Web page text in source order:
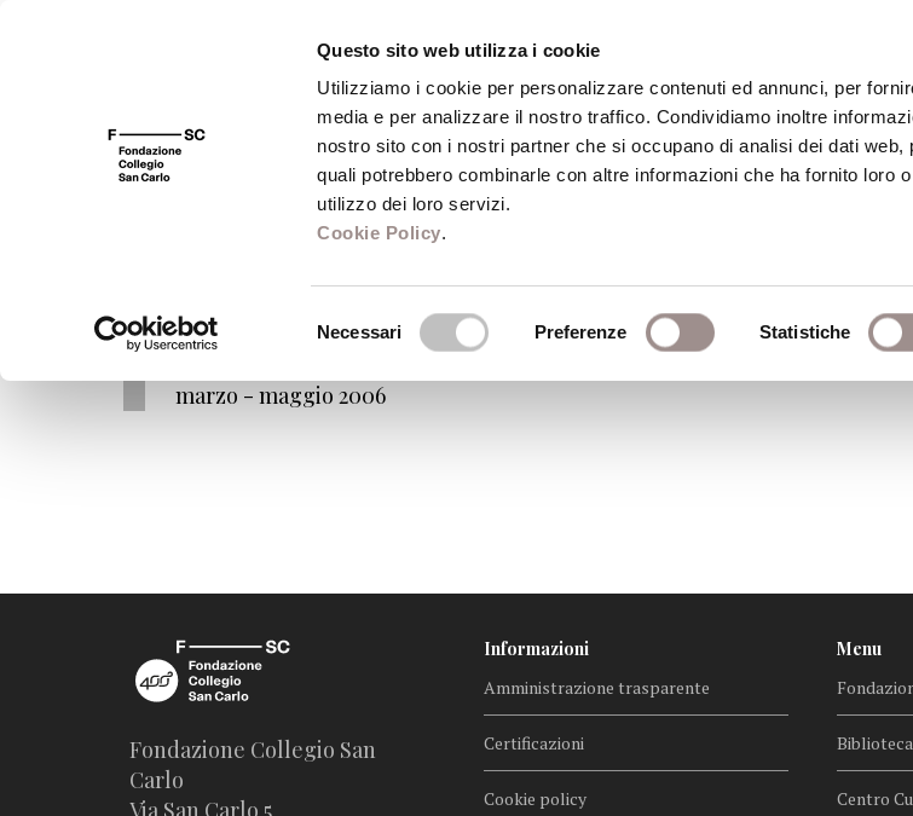
Questo sito web utilizza i cookie
Utilizziamo i cookie per personalizzare contenuti ed annunci, per
media e per analizzare il nostro traffico. Condividiamo inoltre
nostro sito con i nostri partner che si occupano di analisi dei dati web,
quali potrebbero combinarle con altre informazioni che ha fornito loro
utilizzo dei loro servizi.
Cookie Policy.
Necessari Preferenze Statistiche
FSC 400 Fondazione Biblioteca Centro Culturale
Periodi ciclo: marzo - maggio 2006
VivaVoce 2006
marzo - maggio 2006
Fondazione Collegio San
Carlo
Via San Carlo 5
Informazioni
Amministrazione trasparente
Certificazioni
Cookie policy
Menu
Biblioteca
Centro